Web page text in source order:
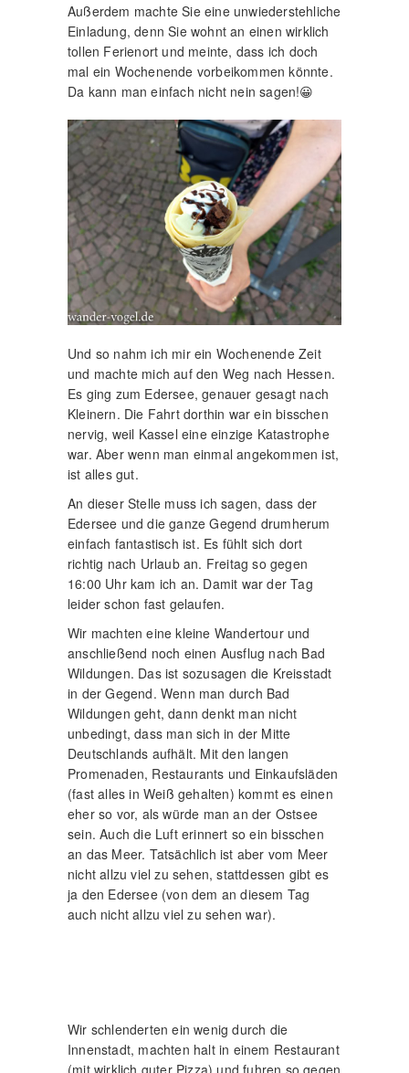
Außerdem machte Sie eine unwiederstehliche
Einladung, denn Sie wohnt an einen wirklich
tollen Ferienort und meinte, dass ich doch
mal ein Wochenende vorbeikommen könnte.
Da kann man einfach nicht nein sagen!😀
Und so nahm ich mir ein Wochenende Zeit
und machte mich auf den Weg nach Hessen.
Es ging zum Edersee, genauer gesagt nach
Kleinern. Die Fahrt dorthin war ein bisschen
nervig, weil Kassel eine einzige Katastrophe
war. Aber wenn man einmal angekommen ist,
ist alles gut.
An dieser Stelle muss ich sagen, dass der
Edersee und die ganze Gegend drumherum
einfach fantastisch ist. Es fühlt sich dort
richtig nach Urlaub an. Freitag so gegen
16:00 Uhr kam ich an. Damit war der Tag
leider schon fast gelaufen.
Wir machten eine kleine Wandertour und
anschließend noch einen Ausflug nach Bad
Wildungen. Das ist sozusagen die Kreisstadt
in der Gegend. Wenn man durch Bad
Wildungen geht, dann denkt man nicht
unbedingt, dass man sich in der Mitte
Deutschlands aufhält. Mit den langen
Promenaden, Restaurants und Einkaufsläden
(fast alles in Weiß gehalten) kommt es einen
eher so vor, als würde man an der Ostsee
sein. Auch die Luft erinnert so ein bisschen
an das Meer. Tatsächlich ist aber vom Meer
nicht allzu viel zu sehen, stattdessen gibt es
ja den Edersee (von dem an diesem Tag
auch nicht allzu viel zu sehen war).
Wir schlenderten ein wenig durch die
Innenstadt, machten halt in einem Restaurant
(mit wirklich guter Pizza) und fuhren so gegen